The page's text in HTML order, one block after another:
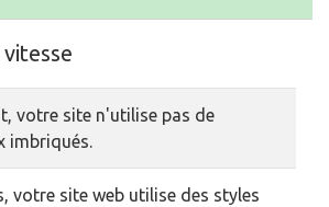
votre site n'utilise pas de
imbriqués.
votre site web utilise des styles